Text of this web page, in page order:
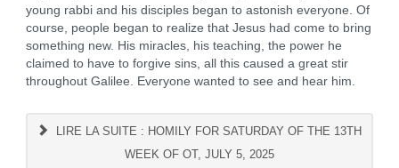
young rabbi and his disciples began to astonish everyone. Of
course, people began to realize that Jesus had come to bring
something new. His miracles, his teaching, the power he
claimed to have to forgive sins, all this caused a great stir
throughout Galilee. Everyone wanted to see and hear him.
LIRE LA SUITE : HOMILY FOR SATURDAY OF THE 13TH
WEEK OF OT, JULY 5, 2025